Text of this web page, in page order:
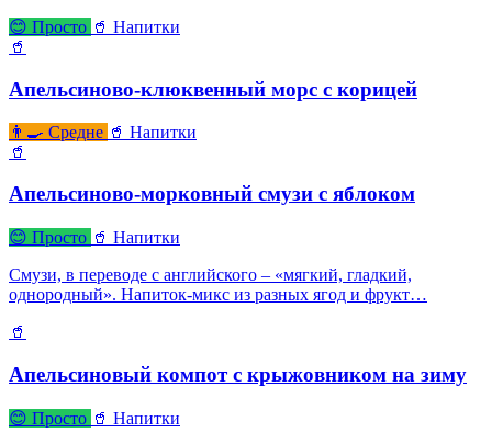
😊 Просто 🥤 Напитки
🥤
Апельсиново-клюквенный морс с корицей
👨‍🍳 Средне 🥤 Напитки
🥤
Апельсиново-морковный смузи с яблоком
😊 Просто 🥤 Напитки
Смузи, в переводе с английского – «мягкий, гладкий,
однородный». Напиток-микс из разных ягод и фрукт…
🥤
Апельсиновый компот с крыжовником на зиму
😊 Просто 🥤 Напитки